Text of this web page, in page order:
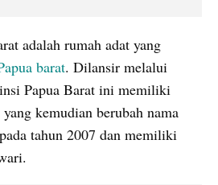
adalah rumah adat yang
barat. Dilansir melalui
Papua Barat ini memiliki
kemudian berubah nama
tahun 2007 dan memiliki